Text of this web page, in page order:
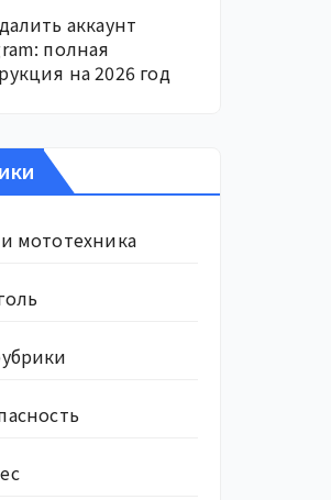
аккаунт
полная
на 2026 год
мототехника